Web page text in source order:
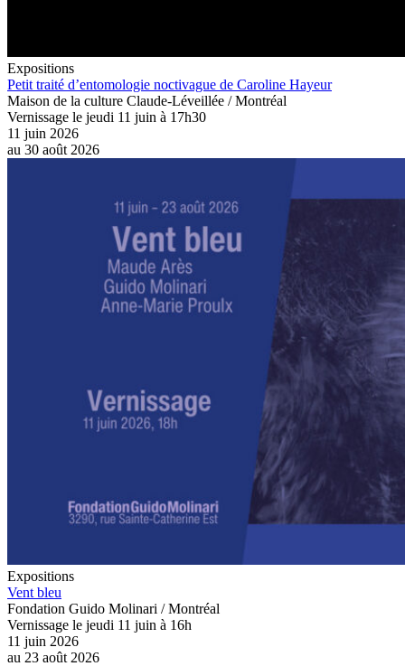
Expositions
Petit traité d’entomologie noctivague de Caroline Hayeur
Maison de la culture Claude-Léveillée / Montréal
Vernissage le jeudi 11 juin à 17h30
11 juin 2026
au 30 août 2026
Expositions
Vent bleu
Fondation Guido Molinari / Montréal
Vernissage le jeudi 11 juin à 16h
11 juin 2026
au 23 août 2026